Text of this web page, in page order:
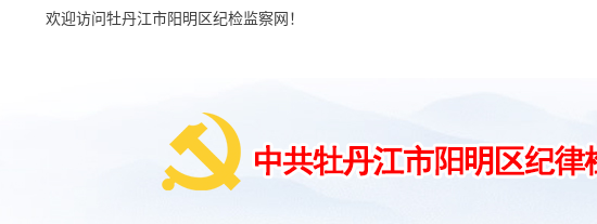
欢迎访问牡丹江市阳明区纪检监察网！